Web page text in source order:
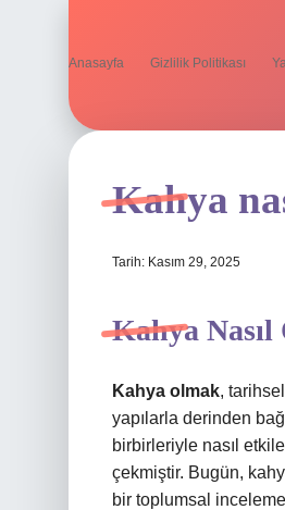
Anasayfa Gizlilik Politikası
Kahya
Tarih: Kasım 29, 2025
Kahya
Kahya olmak,
yapılarla derinden
birbirleriyle nasıl
çekmiştir. Bugün,
bir toplumsal